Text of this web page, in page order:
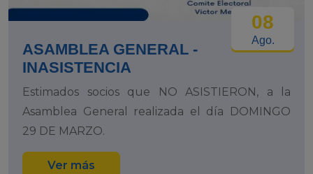
08
Ago.
ASAMBLEA GENERAL -
INASISTENCIA
Estimados socios que NO ASISTIERON, a la
Asamblea General realizada el día DOMINGO
29 DE MARZO.
Ver más